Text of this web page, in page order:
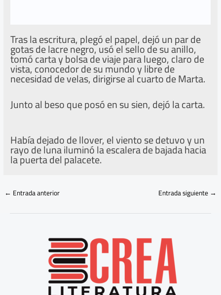
Tras la escritura, plegó el papel, dejó un par de
gotas de lacre negro, usó el sello de su anillo,
tomó carta y bolsa de viaje para luego, claro de
vista, conocedor de su mundo y libre de
necesidad de velas, dirigirse al cuarto de Marta.
Junto al beso que posó en su sien, dejó la carta.
Había dejado de llover, el viento se detuvo y un
rayo de luna iluminó la escalera de bajada hacia
la puerta del palacete.
← Entrada anterior Entrada siguiente→